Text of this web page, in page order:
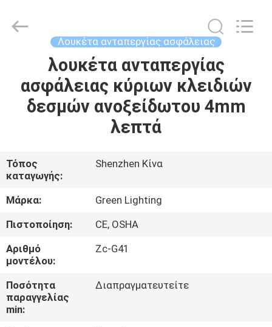
ΠΡΟΪΌΝΤΑ
ΕΜΕΊΣ
ΓΎΡΟΣ
ΕΡΓΟΣΤΑΣΊΩΝ
ΠΟΙΟΤΙΚΌΣ
ΈΛΕΓΧΟΣ
Rights
Reserved.
Λουκέτα ανταπεργίας ασφάλειας
λουκέτα ανταπεργίας
ασφάλειας κύριων κλειδιών
δεσμών ανοξείδωτου 4mm
λεπτά
Τόπος
καταγωγής:
Shenzhen Κίνα
Μάρκα:
Green Lighting
Πιστοποίηση:
CE, OSHA
Αριθμό
μοντέλου:
Zc-G41
Ποσότητα
παραγγελίας
min:
Διαπραγματευτείτε